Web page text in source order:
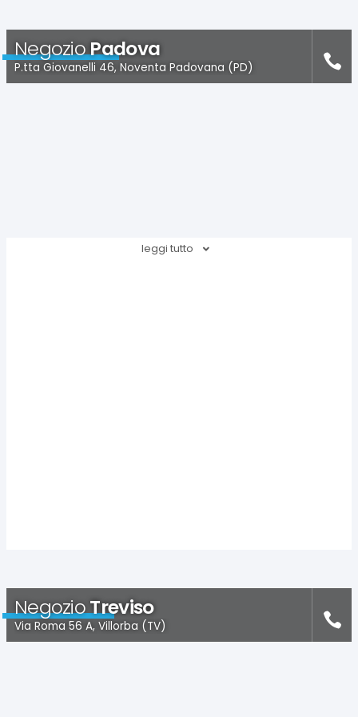
NegozioPadova
P.tta Giovanelli 46, Noventa Padovana (PD)
leggi tutto
NegozioTreviso
Via Roma 56 A, Villorba (TV)